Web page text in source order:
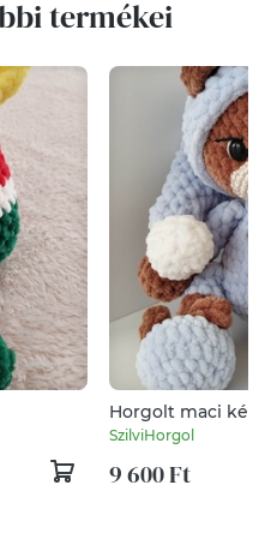
termékei
Horgolt maci kék
SzilviHorgol
9 600 Ft